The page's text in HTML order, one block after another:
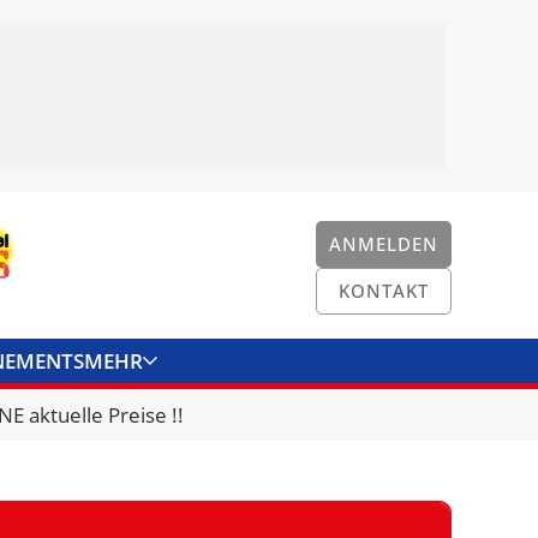
ANMELDEN
KONTAKT
MEHR
KONTAKT
aktuelle Preise !!